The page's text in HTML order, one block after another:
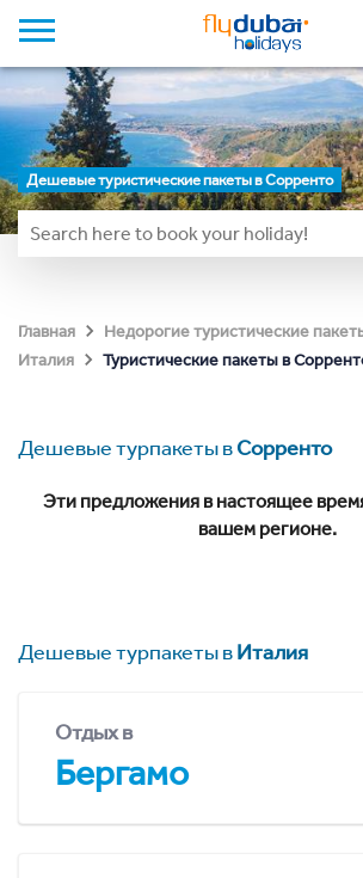
Дешевые туристические пакеты в Сорренто
Главная Недорогие туристические
Италия
Туристические пакеты в
Дешевые турпакеты вСорренто
Эти предложения в настоящее
вашем регионе.
Дешевые турпакеты вИталия
Отдых в
Бергамо